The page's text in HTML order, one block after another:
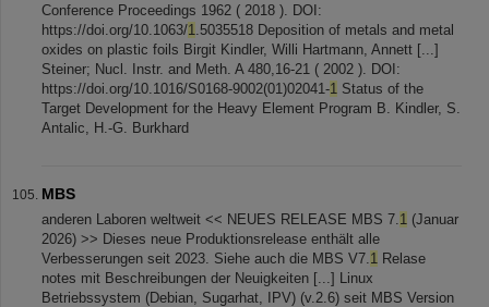
Conference Proceedings 1962 ( 2018 ). DOI:
https://doi.org/10.1063/1.5035518 Deposition of metals and metal
oxides on plastic foils Birgit Kindler, Willi Hartmann, Annett [...]
Steiner; Nucl. Instr. and Meth. A 480,16-21 ( 2002 ). DOI:
https://doi.org/10.1016/S0168-9002(01)02041-1 Status of the
Target Development for the Heavy Element Program B. Kindler, S.
Antalic, H.-G. Burkhard
MBS
anderen Laboren weltweit << NEUES RELEASE MBS 7.1 (Januar
2026) >> Dieses neue Produktionsrelease enthält alle
Verbesserungen seit 2023. Siehe auch die MBS V7.1 Relase
notes mit Beschreibungen der Neuigkeiten [...] Linux
Betriebssystem (Debian, Sugarhat, IPV) (v.2.6) seit MBS Version